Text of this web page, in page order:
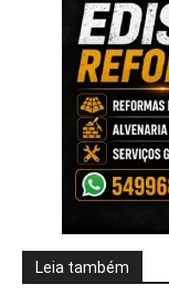
Leia também